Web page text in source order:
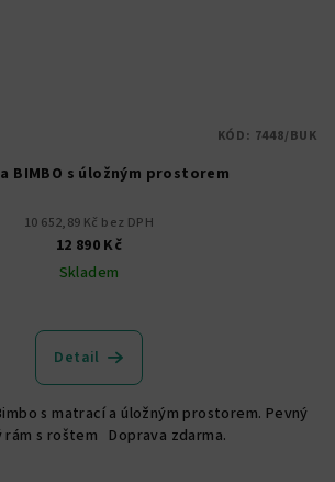
BIMBO s úložným prostorem
10 652,89 Kč bez DPH
12 890 Kč
Skladem
hodnocení
produktu
z
5
Detail
s matrací a úložným prostorem. Pevný
rám s roštem Doprava zdarma.
KÓD: 7448/BUK